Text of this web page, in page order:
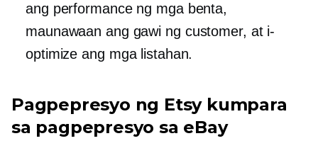
ang performance ng mga benta,
maunawaan ang gawi ng customer, at i-
optimize ang mga listahan.
Pagpepresyo ng Etsy kumpara
sa pagpepresyo sa eBay